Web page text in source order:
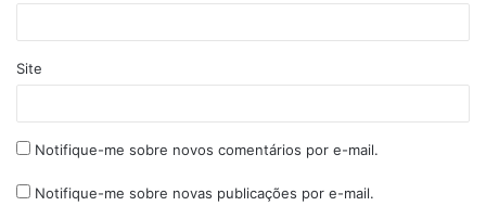
Site
Notifique-me sobre novos comentários por e-mail.
Notifique-me sobre novas publicações por e-mail.